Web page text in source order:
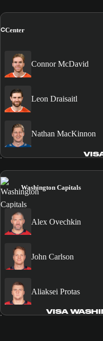
CCenter
Connor McDavid
Leon Draisaitl
Nathan MacKinnon
Washington Capitals
Alex Ovechkin
John Carlson
Aliaksei Protas
VISA